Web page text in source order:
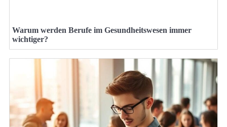
Warum werden Berufe im Gesundheitswesen immer
wichtiger?